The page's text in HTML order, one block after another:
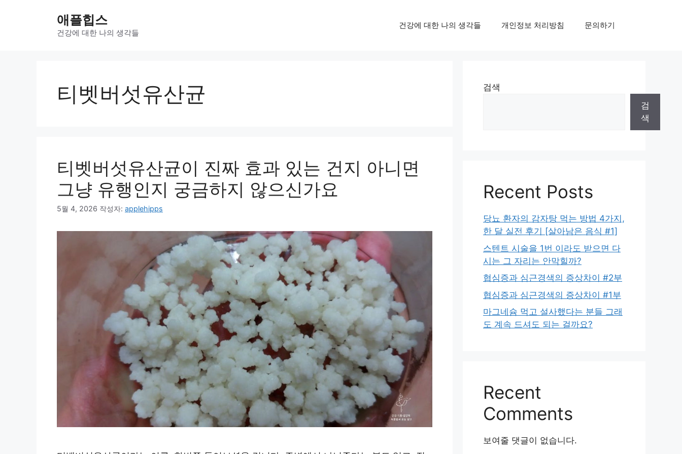
애플힙스
건강에 대한 나의 생각들
건강에 대한 나의 생각들 개인정보 처리방침 문의하기
티벳버섯유산균
티벳버섯유산균이 진짜 효과 있는 건지 아니면
그냥 유행인지 궁금하지 않으신가요
5월 4, 2026 작성자: applehipps
검색
검
색
Recent Posts
당뇨 환자의 감자탕 먹는 방법 4가지,
한 달 실전 후기 [살아남은 음식 #1]
스텐트 시술을 1번 이라도 받으면 다
시는 그 자리는 안막힐까?
협심증과 심근경색의 증상차이 #2부
협심증과 심근경색의 증상차이 #1부
마그네슘 먹고 설사했다는 분들 그래
도 계속 드셔도 되는 걸까요?
Recent
Comments
보여줄 댓글이 없습니다.